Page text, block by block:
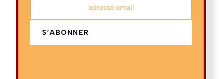
adresse email
S’ABONNER